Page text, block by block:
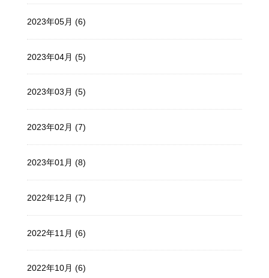
2023年05月 (6)
2023年04月 (5)
2023年03月 (5)
2023年02月 (7)
2023年01月 (8)
2022年12月 (7)
2022年11月 (6)
2022年10月 (6)